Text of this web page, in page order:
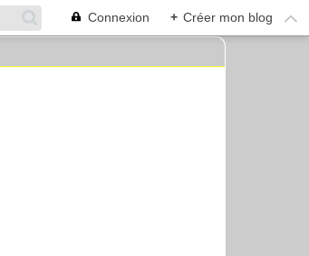
Connexion + Créer mon blog